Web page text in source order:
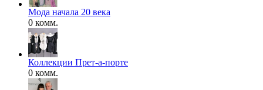
Мода начала 20 века
0 комм.
Коллекции Прет-а-порте
0 комм.